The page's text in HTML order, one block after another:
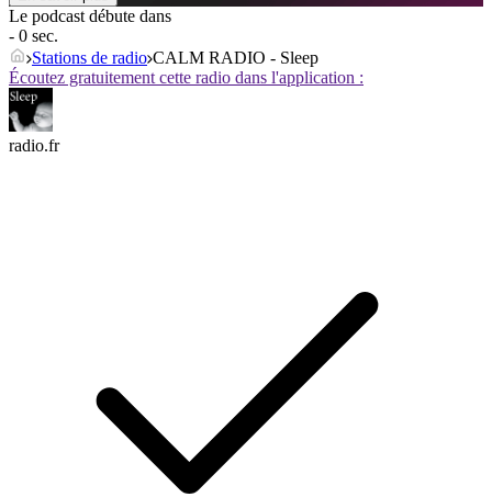
Le podcast débute dans
- 0 sec.
Stations de radio CALM RADIO - Sleep
Écoutez gratuitement cette radio dans l'application :
radio.fr